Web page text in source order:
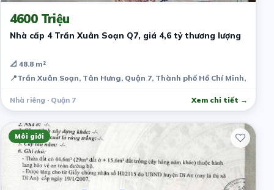
4600 Triệu
Nhà cấp 4 Trần Xuân Soạn Q7, giá 4,6 tỷ thương lượng
📐 48.8 m²
📍Trần Xuân Soạn, Tân Hưng, Quận 7, Thành phố Hồ Chí Minh, Việt
Nhà riêng · Quận 7 Xem chi tiết →
Môi giới